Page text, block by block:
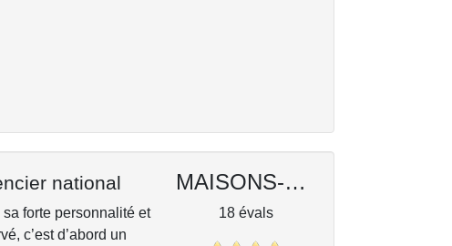
national
forte personnalité et
c’est d’abord un
MAISONS-ALFORT
18 évals